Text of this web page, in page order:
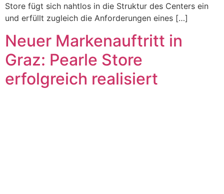
Store fügt sich nahtlos in die Struktur des Centers ein
und erfüllt zugleich die Anforderungen eines […]
Neuer Markenauftritt in
Graz: Pearle Store
erfolgreich realisiert